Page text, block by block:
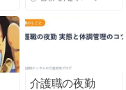
教え
介護職の夜勤